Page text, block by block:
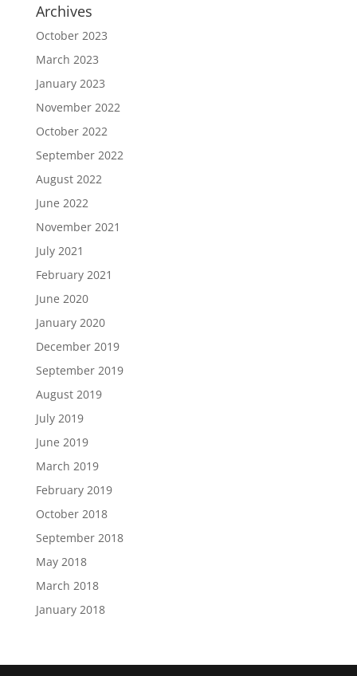
Archives
October 2023
March 2023
January 2023
November 2022
October 2022
September 2022
August 2022
June 2022
November 2021
July 2021
February 2021
June 2020
January 2020
December 2019
September 2019
August 2019
July 2019
June 2019
March 2019
February 2019
October 2018
September 2018
May 2018
March 2018
January 2018